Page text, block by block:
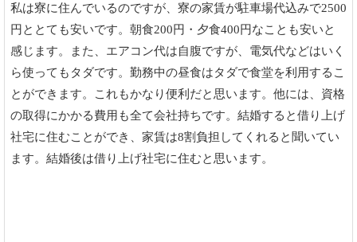
私は寮に住んでいるのですが、寮の家賃が駐車場代込みで2500
円ととても安いです。朝食200円・夕食400円なことも安いと
感じます。また、エアコン代は自腹ですが、電気代などはいく
ら使ってもタダです。勤務中の昼食はタダで食堂を利用するこ
とができます。これもかなり便利だと思います。他には、資格
の取得にかかる費用も全て会社持ちです。結婚すると借り上げ
社宅に住むことができ、家賃は8割負担してくれると聞いてい
ます。結婚後は借り上げ社宅に住むと思います。